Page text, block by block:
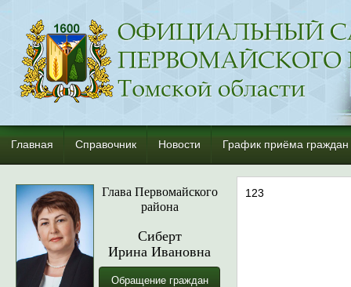
Главная Справочник Новости График приёма граждан
Глава Первомайского
района
Сиберт
Ирина Ивановна
Обращение граждан
123